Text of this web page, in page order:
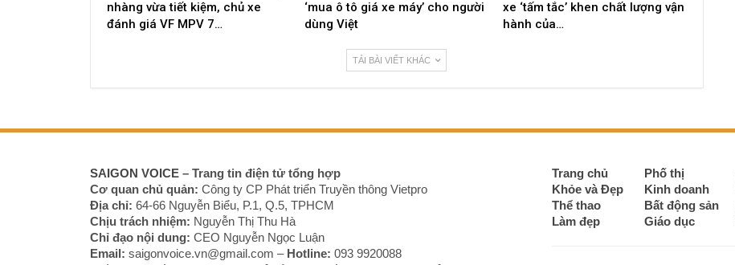
nhàng vừa tiết kiệm, chủ xe
đánh giá VF MPV 7…
‘mua ô tô giá xe máy’ cho người
dùng Việt
xe ‘tấm tắc’ khen chất lượng vận
hành của…
TẢI BÀI VIẾT KHÁC
SAIGON VOICE – Trang tin điện tử tổng hợp
Cơ quan chủ quản: Công ty CP Phát triển Truyền thông Vietpro
Địa chỉ: 64-66 Nguyễn Biểu, P.1, Q.5, TPHCM
Chịu trách nhiệm: Nguyễn Thị Thu Hà
Chỉ đạo nội dung: CEO Nguyễn Ngọc Luận
Email: saigonvoice.vn@gmail.com – Hotline: 093 9920088‬
Trang chủ Phố thị
Khỏe và Đẹp
Kinh doanh
Thể thao
Bất động sản
Làm đẹp
Giáo dục